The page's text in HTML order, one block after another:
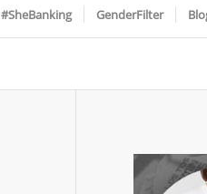
#SheBanking GenderFilter